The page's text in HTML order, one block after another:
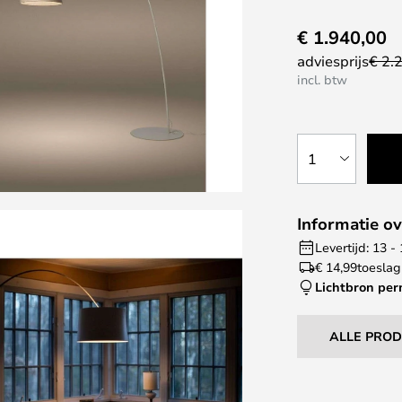
€ 1.940,00
adviesprijs€
incl. btw
1
Informatie
Levertijd: 13 -
€ 14,99
Lichtbron
ALLE